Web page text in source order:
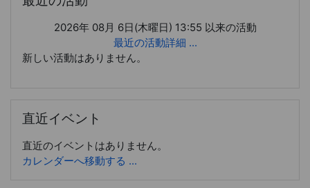
2026年 08月 6日(木曜日) 13:55 以来の活動
最近の活動詳細 ...
新しい活動はありません。
直近イベント
直近のイベントはありません。
カレンダーへ移動する ...